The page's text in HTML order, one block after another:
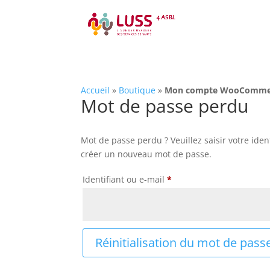
Accueil » Boutique » Mon compte
Mot de passe perdu
Mot de passe perdu ? Veuillez saisir votre
créer un nouveau mot de passe.
Identifiant ou e-mail*Obligatoire
Réinitialisation du mot de